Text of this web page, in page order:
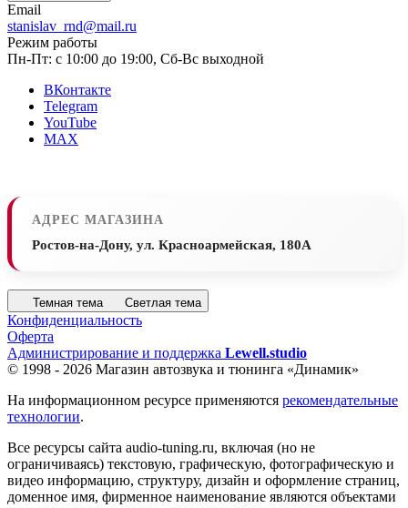
Email
stanislav_rnd@mail.ru
Режим работы
Пн-Пт: с 10:00 до 19:00, Сб-Вс выходной
ВКонтакте
Telegram
YouTube
MAX
АДРЕС МАГАЗИНА
Ростов-на-Дону, ул. Красноармейская, 180А
Темная тема Светлая тема
Конфиденциальность
Оферта
Администрирование и поддержка Lewell.studio
© 1998 - 2026 Магазин автозвука и тюнинга «Динамик»
На информационном ресурсе применяются рекомендательные
технологии.
Все ресурсы сайта audio-tuning.ru, включая (но не
ограничиваясь) текстовую, графическую, фотографическую и
видео информацию, структуру, дизайн и оформление страниц,
доменное имя, фирменное наименование являются объектами